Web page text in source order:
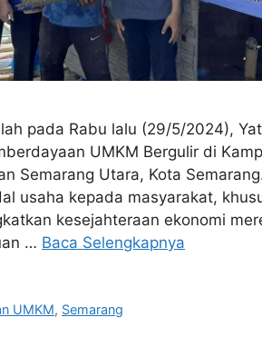
pada Rabu lalu (29/5/2024),
UMKM Bergulir di
Semarang Utara, Kota
usaha kepada masyarakat,
kesejahteraan ekonomi
… Baca Selengkapnya
UMKM, Semarang